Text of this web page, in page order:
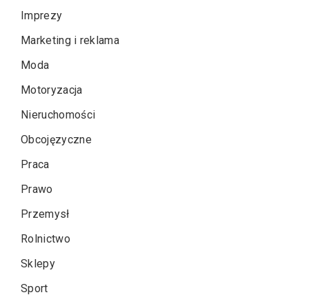
Imprezy
Marketing i reklama
Moda
Motoryzacja
Nieruchomości
Obcojęzyczne
Praca
Prawo
Przemysł
Rolnictwo
Sklepy
Sport